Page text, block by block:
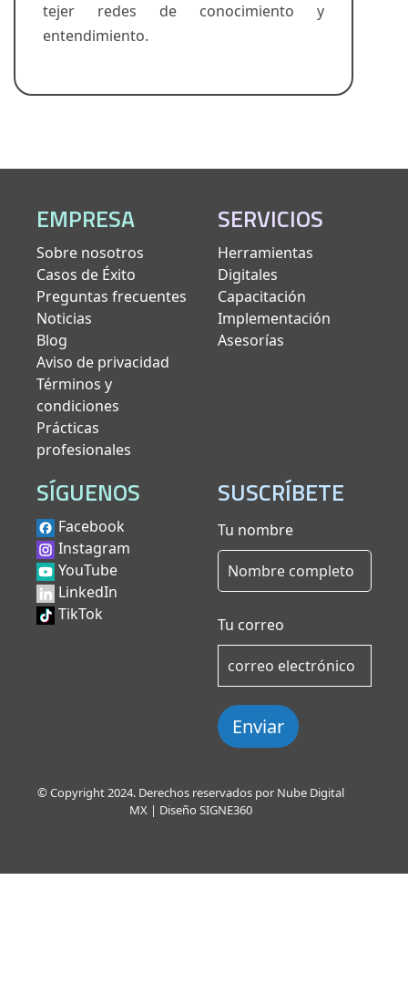
tejer redes de conocimiento y
entendimiento.
EMPRESA
Sobre nosotros
Casos de Éxito
Preguntas frecuentes
Noticias
Blog
Aviso de privacidad
Términos y
condiciones
Prácticas
profesionales
SERVICIOS
Herramientas
Digitales
Capacitación
Implementación
Asesorías
SÍGUENOS
Facebook
Instagram
YouTube
LinkedIn
TikTok
SUSCRÍBETE
Tu nombre
Tu correo
Enviar
© Copyright 2024. Derechos reservados por Nube Digital
MX | Diseño SIGNE360